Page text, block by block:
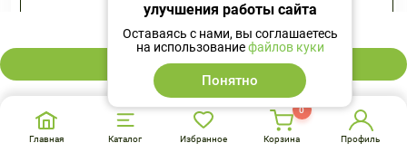
633 ₽
В корзину
Гастрит -
Гиперплазия десен -
Главная Каталог Избранное Корзина
0
Профиль
улучшения работы сайта
Оставаясь с нами, вы соглашаетесь
на использованиефайлов куки
Понятно